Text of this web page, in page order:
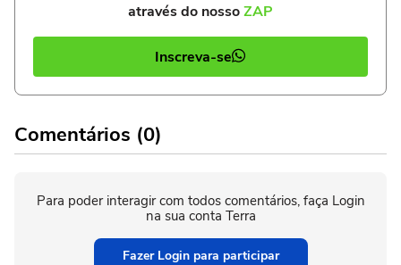
através do nossoZAP
Inscreva-se
Comentários (0)
Para poder interagir com todos comentários, faça Login
na sua conta Terra
Fazer Login para participar